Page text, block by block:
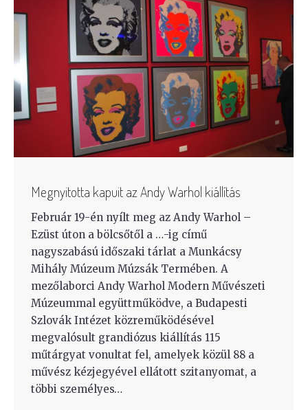
Megnyitotta kapuit az Andy Warhol kiállítás
Február 19-én nyílt meg az Andy Warhol –
Ezüst úton a bölcsőtől a …-ig című
nagyszabású időszaki tárlat a Munkácsy
Mihály Múzeum Múzsák Termében. A
mezőlaborci Andy Warhol Modern Művészeti
Múzeummal együttműködve, a Budapesti
Szlovák Intézet közreműködésével
megvalósult grandiózus kiállítás 115
műtárgyat vonultat fel, amelyek közül 88 a
művész kézjegyével ellátott szitanyomat, a
többi személyes…